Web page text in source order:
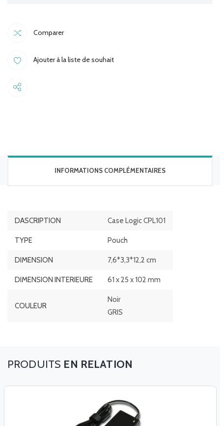
Comparer
Ajouter à la liste de souhait
INFORMATIONS COMPLÉMENTAIRES
DASCRIPTION Case Logic CPL101
TYPE Pouch
DIMENSION 7,6*3,3*12,2 cm
DIMENSION INTERIEURE 61 x 25 x 102 mm
COULEUR
Noir
GRIS
EN RELATION